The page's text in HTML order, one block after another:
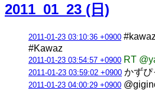
2011_01_23 (日)
2011-01-23 03:10:36 +0900
#Kawaz
2011-01-23 03:54:57 +0900 RT
2011-01-23 03:59:02 +0900 かず
2011-01-23 04:00:29 +0900